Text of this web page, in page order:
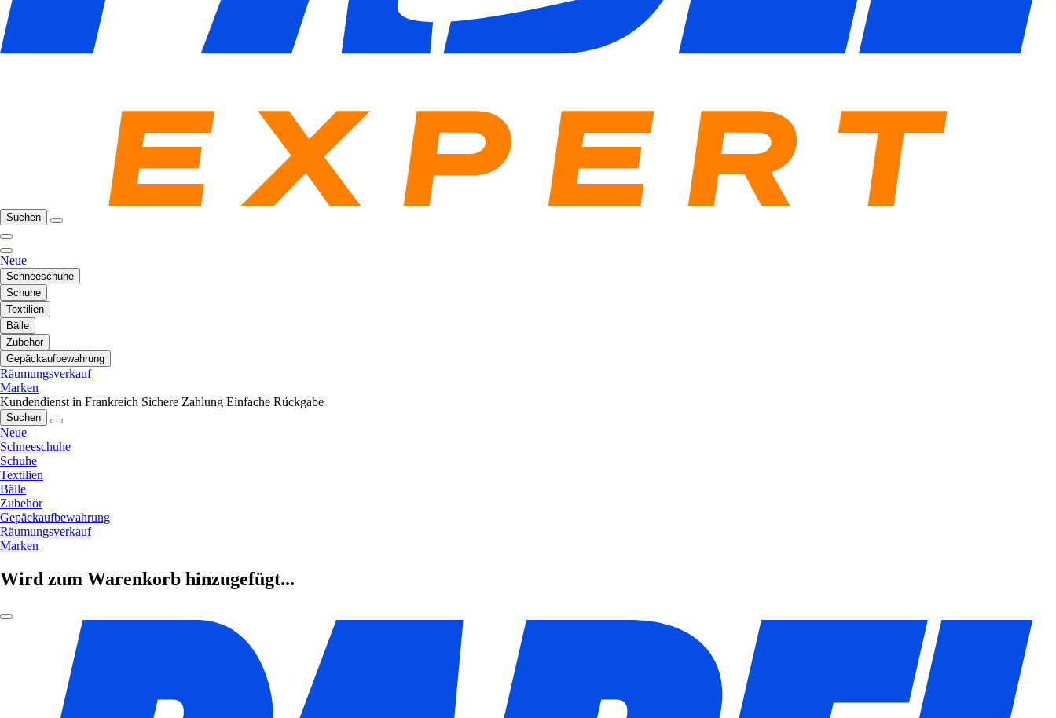
Suchen
Neue
Schneeschuhe
Schuhe
Textilien
Bälle
Zubehör
Gepäckaufbewahrung
Räumungsverkauf
Marken
Kundendienst in Frankreich Sichere Zahlung Einfache Rückgabe
Suchen
Neue
Schneeschuhe
Schuhe
Textilien
Bälle
Zubehör
Gepäckaufbewahrung
Räumungsverkauf
Marken
Wird zum Warenkorb hinzugefügt...